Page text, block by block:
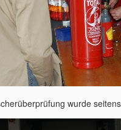
wurde